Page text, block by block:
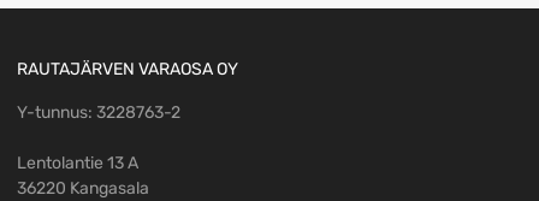
RAUTAJÄRVEN VARAOSA OY
Y-tunnus: 3228763-2
Lentolantie 13 A
36220 Kangasala